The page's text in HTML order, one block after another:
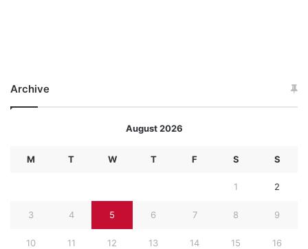
Archive
August 2026
M T W T F S S
1 2
3 4 5 6 7 8 9
10 11 12 13 14 15 16